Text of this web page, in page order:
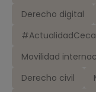
Derecho digital
#ActualidadCeca
Movilidad
Derecho civil